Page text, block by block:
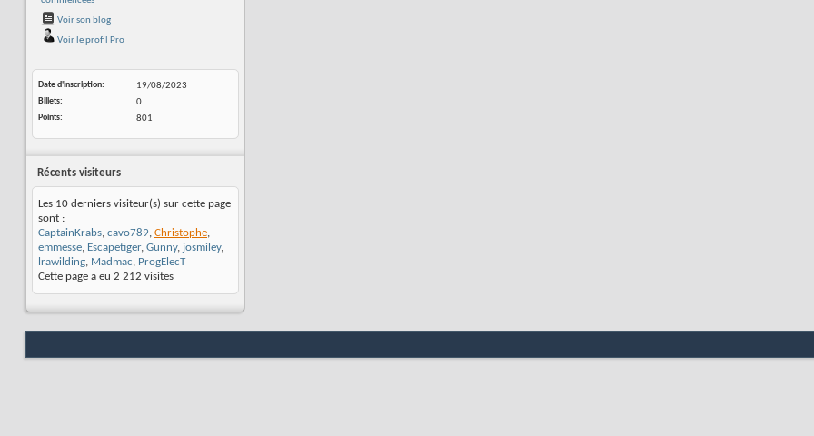
Voir son blog
Voir le profil Pro
Date d'inscription
19/08/2023
Billets
0
Points
801
Récents visiteurs
Les 10 derniers visiteur(s) sur cette page
sont :
CaptainKrabs, cavo789, Christophe,
emmesse, Escapetiger, Gunny, josmiley,
lrawilding, Madmac, ProgElecT
Cette page a eu 2 212 visites